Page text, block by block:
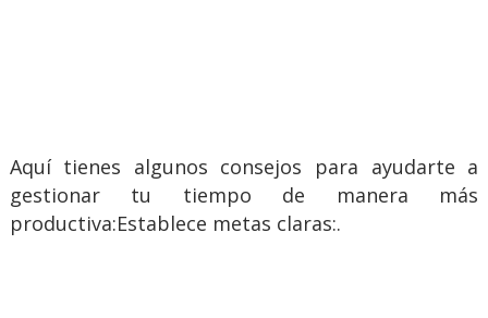
Aquí tienes algunos consejos para ayudarte a
gestionar tu tiempo de manera más
productiva:Establece metas claras:.